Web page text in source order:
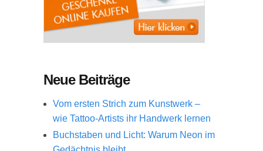
Neue Beiträge
Vom ersten Strich zum Kunstwerk –
wie Tattoo-Artists ihr Handwerk lernen
Buchstaben und Licht: Warum Neon im